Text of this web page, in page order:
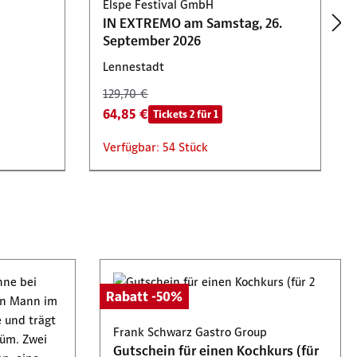
Elspe Festival GmbH
IN EXTREMO am Samstag, 26.
September 2026
Lennestadt
129,70 €
64,85 € Tickets 2 für 1
Verfügbar: 54 Stück
in
Weiße Flotte Mülheim an der Ruhr
Gutschein über 2 Tickets für den
Ferienspaß für Klein und Groß
Mülheim an der Ruhr
62,00 €
Rabatt -50%
Frank Schwarz Gastro Group
Gutschein für einen Kochkurs (für